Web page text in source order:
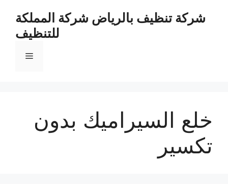
شركة تنظيف بالرياض شركة المملكة
للتنظيف
القائمة
خلع السيراميك بدون
تكسير